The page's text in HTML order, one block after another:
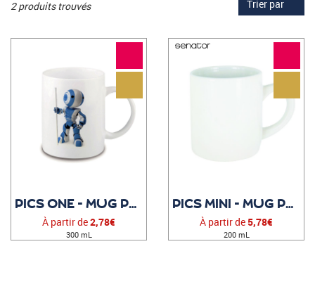
2 produits trouvés Trier par
PICS ONE - MUG PUBLICITAIRE
À partir de2,78€
300 mL
PICS MINI - MUG PUBLICITAIRE
À partir de5,78€
200 mL